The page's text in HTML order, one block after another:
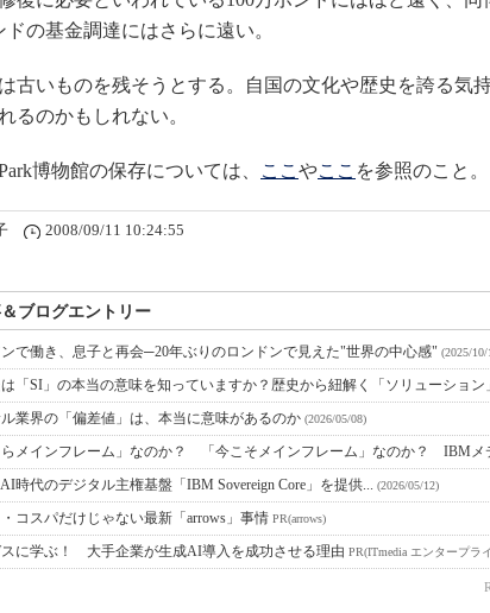
ドの基金調達にはさらに遠い。
古いものを残そうとする。自国の文化や歴史を誇る気
るのかもしれない。
博物館の保存については、 ここ やここ を参照のこと。
2008/09/11 10:24:55
ブログエントリー
ンで働き、息子と再会─20年ぶりのロンドンで見えた"世界の中心感" (2025/10/
「SI」の本当の意味を知っていますか？歴史から紐解く「ソリューション
業界の「偏差値」は、本当に意味があるのか (2026/05/08)
らメインフレーム」なのか？ 「今こそメインフレーム」なのか？ IBMメ
時代のデジタル主権基盤「IBM Sovereign Core」を提供... (2026/05/12)
コスパだけじゃない最新「arrows」事情 PR(arrows)
スに学ぶ！ 大手企業が生成AI導入を成功させる理由 PR(ITmedia エンタープラ